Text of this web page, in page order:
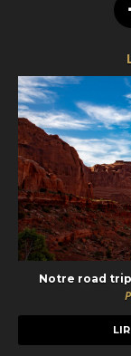
Notre road trip